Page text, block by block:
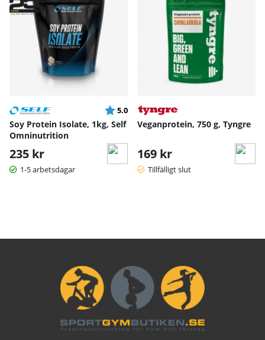
Betyg:
5.0 utav 5 stjärnor
Soy Protein Isolate, 1kg, Self
Omninutrition
235 kr
1-5 arbetsdagar
Veganprotein, 750 g, Tyngre
169 kr
Tillfälligt slut